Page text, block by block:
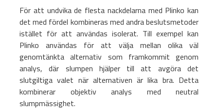
För att undvika de flesta nackdelarna med Plinko kan
det med fördel kombineras med andra beslutsmetoder
istället för att användas isolerat. Till exempel kan
Plinko användas för att välja mellan olika väl
genomtänkta alternativ som framkommit genom
analys, där slumpen hjälper till att avgöra det
slutgiltiga valet när alternativen är lika bra. Detta
kombinerar objektiv analys med neutral
slumpmässighet.